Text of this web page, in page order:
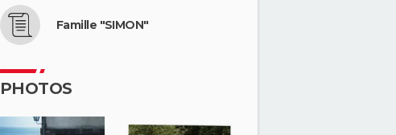
Famille "SIMON"
PHOTOS